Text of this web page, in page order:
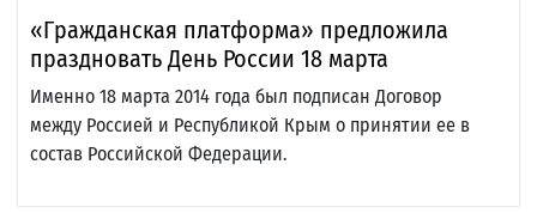
«Гражданская платформа» предложила
праздновать День России 18 марта
Именно 18 марта 2014 года был подписан Договор
между Россией и Республикой Крым о принятии ее в
состав Российской Федерации.